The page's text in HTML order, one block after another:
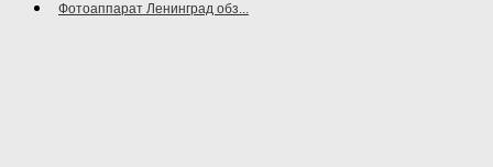
Фотоаппарат Ленинград обз...